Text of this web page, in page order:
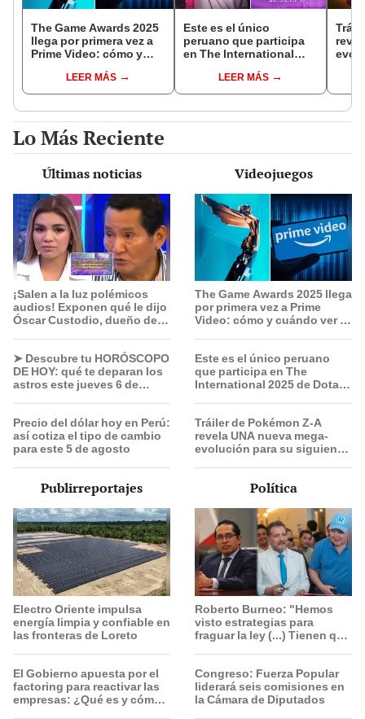
The Game Awards 2025
llega por primera vez a
Prime Video: cómo y
LEER MÁS
Este es el único
peruano que participa
en The International
equipo Heroic
LEER MÁS
Lo Más Reciente
Últimas noticias
¡Salen a la luz polémicos
audios! Exponen qué le dijo
Óscar Custodio, dueño de
director musical
➤ Descubre tu HORÓSCOPO
DE HOY: qué te deparan los
astros este jueves 6 de
Precio del dólar hoy en Perú:
así cotiza el tipo de cambio
para este 5 de agosto
Videojuegos
The Game Awards 2025 llega
por primera vez a Prime
Video: cómo y cuándo ver el
Este es el único peruano
que participa en The
International 2025 de Dota 2
Tráiler de Pokémon Z-A
revela UNA nueva mega-
evolución para su siguiente
Publirreportajes
Electro Oriente impulsa
energía limpia y confiable en
las fronteras de Loreto
El Gobierno apuesta por el
factoring para reactivar las
empresas: ¿Qué es y cómo
Política
Roberto Burneo: "Hemos
visto estrategias para
fraguar la ley (...) Tienen que
Congreso: Fuerza Popular
liderará seis comisiones en
la Cámara de Diputados